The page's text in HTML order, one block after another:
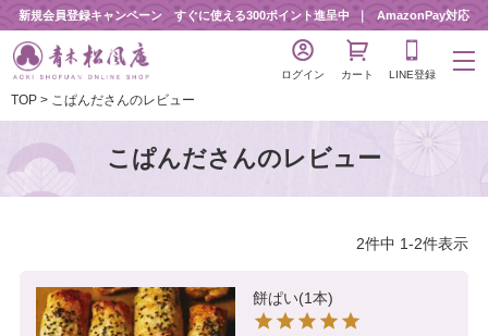
新規会員登録キャンペーン すぐに使える300ポイント進呈中 AmazonPay対応
ログイン カート LINE登録
TOP こぱんださんのレビュー
こぱんださんのレビュー
2件中 1-2件表示
餅ぱい(1本)